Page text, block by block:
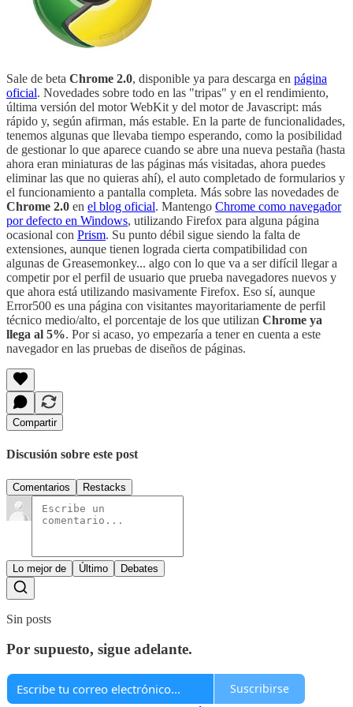
Sale de beta Chrome 2.0, disponible ya para descarga en página
oficial. Novedades sobre todo en las "tripas" y en el rendimiento,
última versión del motor WebKit y del motor de Javascript: más
rápido y, según afirman, más estable. En la parte de funcionalidades,
tenemos algunas que llevaba tiempo esperando, como la posibilidad
de gestionar lo que aparece cuando se abre una nueva pestaña (hasta
ahora eran miniaturas de las páginas más visitadas, ahora puedes
eliminar las que no quieras ahí), el auto completado de formularios y
el funcionamiento a pantalla completa. Más sobre las novedades de
Chrome 2.0 en el blog oficial. Mantengo Chrome como navegador
por defecto en Windows, utilizando Firefox para alguna página
ocasional con Prism. Su punto débil sigue siendo la falta de
extensiones, aunque tienen lograda cierta compatibilidad con
algunas de Greasemonkey... algo con lo que va a ser difícil llegar a
competir por el perfil de usuario que prueba navegadores nuevos y
que ahora está utilizando masivamente Firefox. Eso sí, aunque
Error500 es una página con visitantes mayoritariamente de perfil
técnico medio/alto, el porcentaje de los que utilizan Chrome ya
llega al 5%. Por si acaso, yo empezaría a tener en cuenta a este
navegador en las pruebas de diseños de páginas.
Compartir
Discusión sobre este post
Comentarios Restacks
Lo mejor de Último Debates
Sin posts
Por supuesto, sigue adelante.
Suscribirse